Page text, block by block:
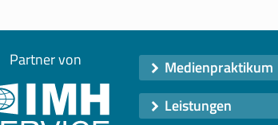
Partner von
Medienpraktikum
Leistungen